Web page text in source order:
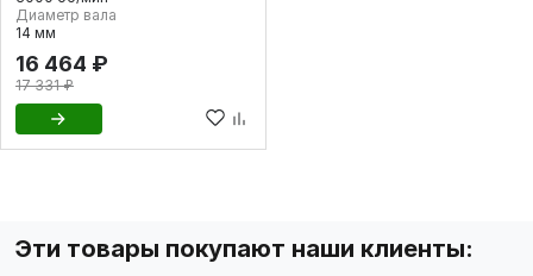
Диаметр вала
14 мм
16 464 ₽
17 331 ₽
Эти товары покупают наши клиенты: